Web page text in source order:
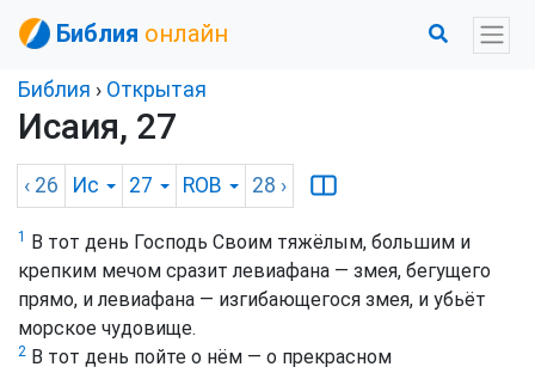
Библия онлайн
Библия › Открытая
Исаия, 27
‹ 26 Ис 27 ROB 28 ›
1
В тот день Господь Своим тяжёлым, большим и
крепким мечом сразит левиафана — змея, бегущего
прямо, и левиафана — изгибающегося змея, и убьёт
морское чудовище.
2 В тот день пойте о нём — о прекрасном